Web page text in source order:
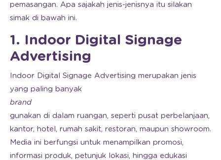
pemasangan. Apa sajakah jenis-jenisnya itu silakan
simak di bawah ini.
1. Indoor Digital Signage
Advertising
Indoor Digital Signage Advertising merupakan jenis
yang paling banyak
brand
gunakan di dalam ruangan, seperti pusat perbelanjaan,
kantor, hotel, rumah sakit, restoran, maupun showroom.
Media ini berfungsi untuk menampilkan promosi,
informasi produk, petunjuk lokasi, hingga edukasi